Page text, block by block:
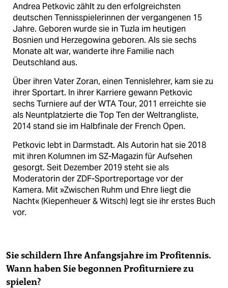
Andrea Petkovic zählt zu den erfolgreichsten
deutschen Tennisspielerinnen der vergangenen 15
Jahre. Geboren wurde sie in Tuzla im heutigen
Bosnien und Herzegowina geboren. Als sie sechs
Monate alt war, wanderte ihre Familie nach
Deutschland aus.
Über ihren Vater Zoran, einen Tennislehrer, kam sie zu
ihrer Sportart. In ihrer Karriere gewann Petkovic
sechs Turniere auf der WTA Tour, 2011 erreichte sie
als Neuntplatzierte die Top Ten der Weltrangliste,
2014 stand sie im Halbfinale der French Open.
Petkovic lebt in Darmstadt. Als Autorin hat sie 2018
mit ihren Kolumnen im SZ-Magazin für Aufsehen
gesorgt. Seit Dezember 2019 steht sie als
Moderatorin der ZDF-Sportreportage vor der
Kamera. Mit »Zwischen Ruhm und Ehre liegt die
Nacht« (Kiepenheuer & Witsch) legt sie ihr erstes Buch
vor.
Sie schildern Ihre Anfangsjahre im Profitennis.
Wann haben Sie begonnen Profiturniere zu
spielen?